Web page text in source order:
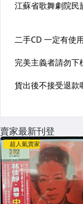
賣家最新刊登
超人氣賣家